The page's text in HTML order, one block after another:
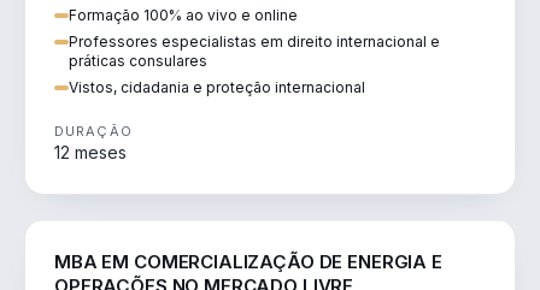
Formação 100% ao vivo e online
Professores especialistas em direito internacional e
práticas consulares
Vistos, cidadania e proteção internacional
DURAÇÃO
12 meses
MBA EM COMERCIALIZAÇÃO DE ENERGIA E